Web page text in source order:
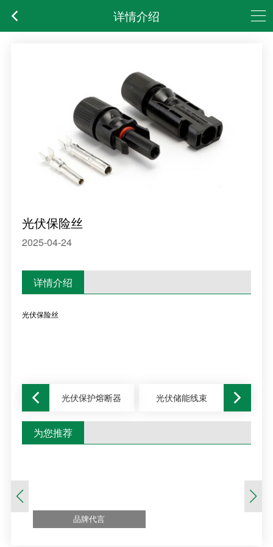
详情介绍
光伏保险丝
2025-04-24
详情介绍
光伏保险丝
光伏保护熔断器 光伏储能线束
为您推荐
品牌代言